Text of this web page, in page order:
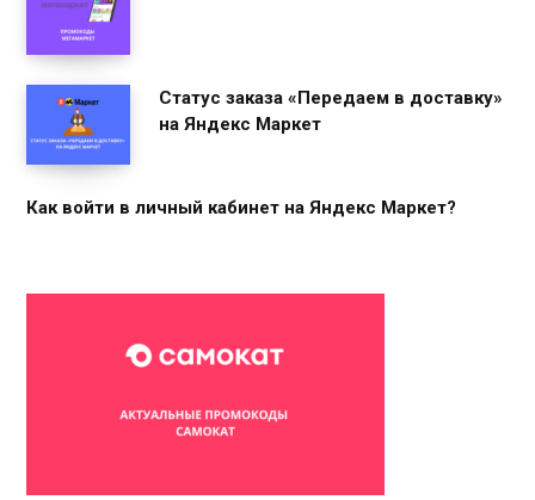
Статус заказа «Передаем в доставку»
на Яндекс Маркет
Как войти в личный кабинет на Яндекс Маркет?